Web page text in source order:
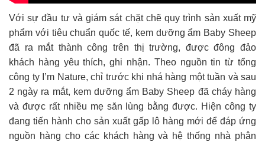
Với sự đầu tư và giám sát chặt chẽ quy trình sản xuất mỹ
phẩm với tiêu chuẩn quốc tế, kem dưỡng ẩm Baby Sheep
đã ra mắt thành công trên thị trường, được đông đảo
khách hàng yêu thích, ghi nhận. Theo nguồn tin từ tổng
công ty I’m Nature, chỉ trước khi nhá hàng một tuần và sau
2 ngày ra mắt, kem dưỡng ẩm Baby Sheep đã cháy hàng
và được rất nhiều mẹ săn lùng bằng được. Hiện công ty
đang tiến hành cho sản xuất gấp lô hàng mới để đáp ứng
nguồn hàng cho các khách hàng và hệ thống nhà phân